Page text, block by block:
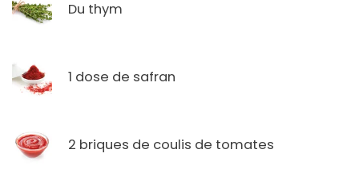
Du thym
1 dose de safran
2 briques de coulis de tomates